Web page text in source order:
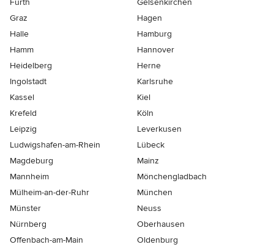
Fürth
Gelsenkirchen
Graz
Hagen
Halle
Hamburg
Hamm
Hannover
Heidelberg
Herne
Ingolstadt
Karlsruhe
Kassel
Kiel
Krefeld
Köln
Leipzig
Leverkusen
Ludwigshafen-am-Rhein
Lübeck
Magdeburg
Mainz
Mannheim
Mönchen­gladbach
Mülheim-an-der-Ruhr
München
Münster
Neuss
Nürnberg
Oberhausen
Offenbach-am-Main
Oldenburg